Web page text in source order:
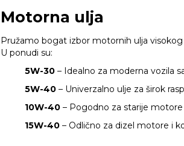
Motorna ulja
Pružamo bogat izbor motornih ulja
U ponudi su:
5W-30 – Idealno za moderna vozila
5W-40 – Univerzalno ulje za širok
10W-40 – Pogodno za starije
15W-40 – Odlično za dizel motore i